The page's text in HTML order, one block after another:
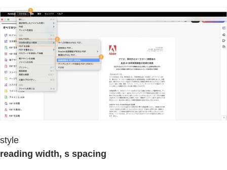
style
reading width, s spacing